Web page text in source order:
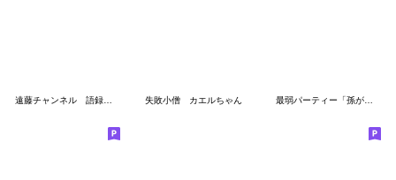
失敗小僧 カエルちゃん 最弱パーティー「孫が嫌いなおばあちゃん」